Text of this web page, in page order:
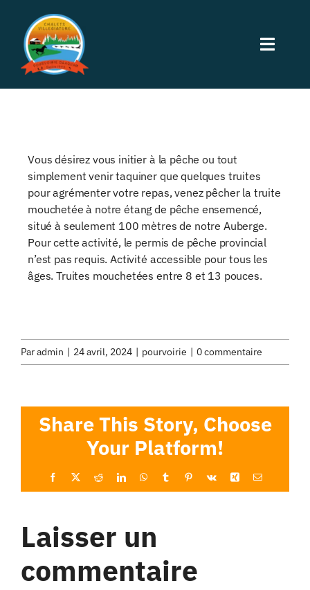
contenu
Toggle
Activités
Restauration
À Propos
Vous désirez vous initier à la pêche ou tout
simplement venir taquiner que quelques truites
pour agrémenter votre repas, venez pêcher la truite
mouchetée à notre étang de pêche ensemencé,
situé à seulement 100 mètres de notre Auberge.
Pour cette activité, le permis de pêche provincial
n’est pas requis. Activité accessible pour tous les
âges. Truites mouchetées entre 8 et 13 pouces.
Paradmin | 24 avril, 2024 | pourvoirie | 0 commentaire
Share This Story, Choose
Your Platform!
Facebook RedditLinkedInWhatsApp
TumblrPinterestVk Xing Email
Laisser un
commentaire